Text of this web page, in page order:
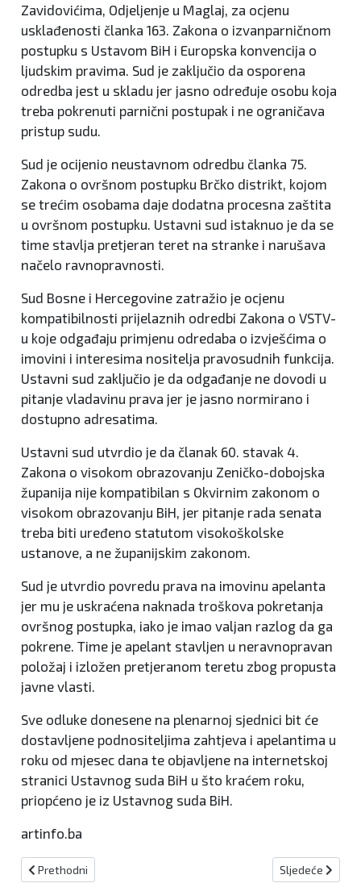
Zavidovićima, Odjeljenje u Maglaj, za ocjenu
usklađenosti članka 163. Zakona o izvanparničnom
postupku s Ustavom BiH i Europska konvencija o
ljudskim pravima. Sud je zaključio da osporena
odredba jest u skladu jer jasno određuje osobu koja
treba pokrenuti parnični postupak i ne ograničava
pristup sudu.
Sud je ocijenio neustavnom odredbu članka 75.
Zakona o ovršnom postupku Brčko distrikt, kojom
se trećim osobama daje dodatna procesna zaštita
u ovršnom postupku. Ustavni sud istaknuo je da se
time stavlja pretjeran teret na stranke i narušava
načelo ravnopravnosti.
Sud Bosne i Hercegovine zatražio je ocjenu
kompatibilnosti prijelaznih odredbi Zakona o VSTV-
u koje odgađaju primjenu odredaba o izvješćima o
imovini i interesima nositelja pravosudnih funkcija.
Ustavni sud zaključio je da odgađanje ne dovodi u
pitanje vladavinu prava jer je jasno normirano i
dostupno adresatima.
Ustavni sud utvrdio je da članak 60. stavak 4.
Zakona o visokom obrazovanju Zeničko-dobojska
županija nije kompatibilan s Okvirnim zakonom o
visokom obrazovanju BiH, jer pitanje rada senata
treba biti uređeno statutom visokoškolske
ustanove, a ne županijskim zakonom.
Sud je utvrdio povredu prava na imovinu apelanta
jer mu je uskraćena naknada troškova pokretanja
ovršnog postupka, iako je imao valjan razlog da ga
pokrene. Time je apelant stavljen u neravnopravan
položaj i izložen pretjeranom teretu zbog propusta
javne vlasti.
Sve odluke donesene na plenarnoj sjednici bit će
dostavljene podnositeljima zahtjeva i apelantima u
roku od mjesec dana te objavljene na internetskoj
stranici Ustavnog suda BiH u što kraćem roku,
priopćeno je iz Ustavnog suda BiH.
artinfo.ba
Prethodni članak: Autocesta koja povezuje Srbiju i BiH u završnoj
Prethodni Sljedeći
Sljedeće